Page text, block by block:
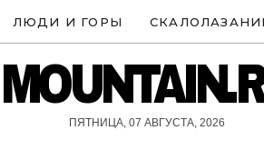
ЛЮДИ И ГОРЫ
ПЯТНИЦА, 07 АВГУСТА, 2026